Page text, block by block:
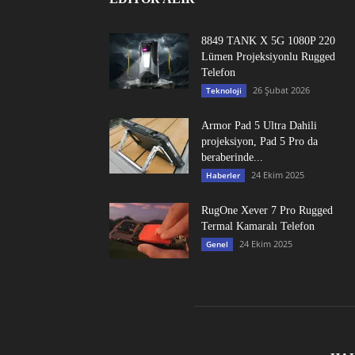
8849 TANK X 5G 1080P 220
Lümen Projeksiyonlu Rugged
Telefon
Teknoloji 26 Şubat 2026
Armor Pad 5 Ultra Dahili
projeksiyon, Pad 5 Pro da
beraberinde...
Haberler 24 Ekim 2025
RugOne Xever 7 Pro Rugged
Termal Kamaralı Telefon
Genel 24 Ekim 2025